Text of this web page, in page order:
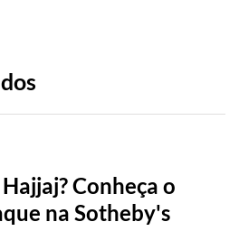
Conheça o
na Sotheby's